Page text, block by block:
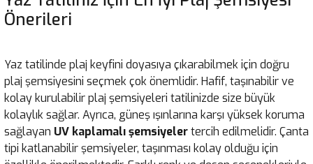
Önerileri
Yaz tatilinde plaj keyfini doyasıya çıkarabilmek için doğru
plaj şemsiyesini seçmek çok önemlidir. Hafif, taşınabilir ve
kolay kurulabilir plaj şemsiyeleri tatilinizde size büyük
kolaylık sağlar. Ayrıca, güneş ışınlarına karşı yüksek koruma
sağlayan UV kaplamalı şemsiyelertercih edilmelidir. Çanta
tipi katlanabilir şemsiyeler, taşınması kolay olduğu için